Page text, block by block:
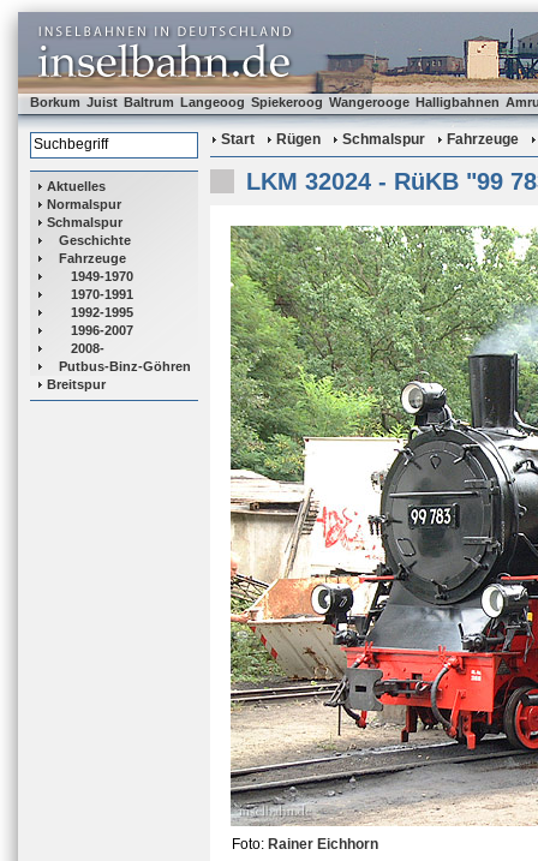
Borkum Juist Baltrum Langeoog Spiekeroog Wangerooge Halligbahnen
Aktuelles
Normalspur
Schmalspur
Geschichte
Fahrzeuge
1949-1970
1970-1991
1992-1995
1996-2007
2008-
Putbus-Binz-Göhren
Breitspur
Start Rügen Schmalspur Fahrzeuge
LKM 32024 - RüKB "99
Foto: Rainer Eichhorn